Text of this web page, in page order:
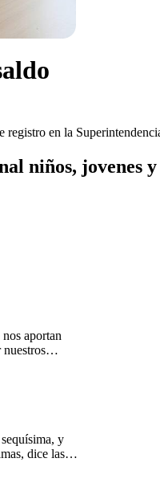
en la
niños, jovenes
y
dice las
y nos da
ser